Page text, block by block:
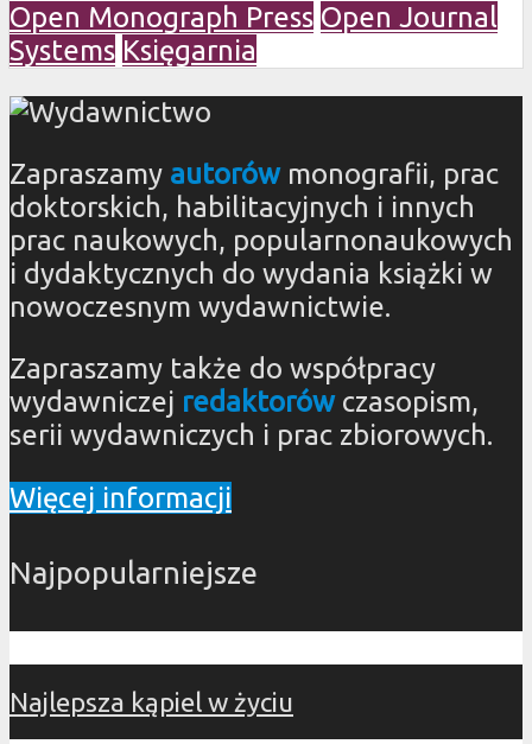
Open Monograph Press Open Journal
Systems Księgarnia
Zapraszamy autorówmonografii, prac
doktorskich, habilitacyjnych i innych
prac naukowych, popularnonaukowych
i dydaktycznych do wydania książki w
nowoczesnym wydawnictwie.
Zapraszamy także do współpracy
wydawniczej redaktorówczasopism,
serii wydawniczych i prac zbiorowych.
Więcej informacji
Najpopularniejsze
Najlepsza kąpiel w życiu